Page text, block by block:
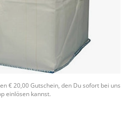
€ 20,00 Gutschein, den Du sofort bei uns
einlösen kannst.